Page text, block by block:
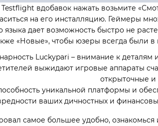
вдобавок нажать возьмите
на его инсталляцию. Геймеры
дает возможность быстро не
«Новые», чтобы юзеры всегда были
Luckуpаri – внимание к деталям
выжидают игровые аппараты
открыточные
уникальной платформы и
ваших дичностных и
самое большее удобно,